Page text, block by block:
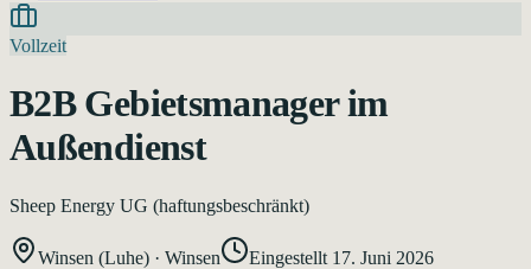
Vollzeit
B2B Gebietsmanager im
Außendienst
Sheep Energy UG (haftungsbeschränkt)
Winsen (Luhe) · Winsen Eingestellt 17. Juni 2026